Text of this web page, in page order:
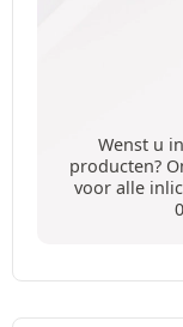
Wenst u
producten?
voor alle